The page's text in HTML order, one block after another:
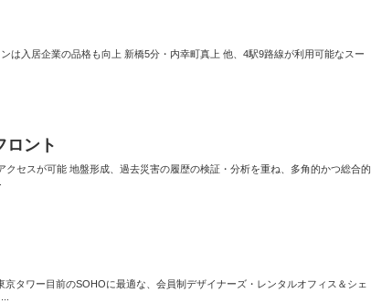
は入居企業の品格も向上 新橋5分・内幸町真上 他、4駅9路線が利用可能なスー
ロント
クセスが可能 地盤形成、過去災害の履歴の検証・分析を重ね、多角的かつ総合的
京タワー目前のSOHOに最適な、会員制デザイナーズ・レンタルオフィス＆シェ